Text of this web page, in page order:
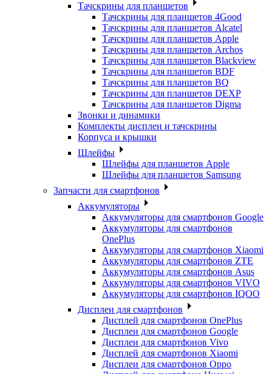
Тачскрины для планшетов
Тачскрины для планшетов 4Good
Тачскрины для планшетов Alcatel
Тачскрины для планшетов Apple
Тачскрины для планшетов Archos
Тачскрины для планшетов Blackview
Тачскрины для планшетов BDF
Тачскрины для планшетов BQ
Тачскрины для планшетов DEXP
Тачскрины для планшетов Digma
Звонки и динамики
Комплекты дисплеи и тачскрины
Корпуса и крышки
Шлейфы
Шлейфы для планшетов Apple
Шлейфы для планшетов Samsung
Запчасти для смартфонов
Аккумуляторы
Аккумуляторы для смартфонов Google
Аккумуляторы для смартфонов
OnePlus
Аккумуляторы для смартфонов Xiaomi
Аккумуляторы для смартфонов ZTE
Аккумуляторы для cмартфонов Asus
Аккумуляторы для смартфонов VIVO
Аккумуляторы для смартфонов IQOO
Дисплеи для смартфонов
Дисплей для смартфонов OnePlus
Дисплеи для смартфонов Google
Дисплеи для смартфонов Vivo
Дисплей для смартфонов Xiaomi
Дисплеи для смартфонов Oppo